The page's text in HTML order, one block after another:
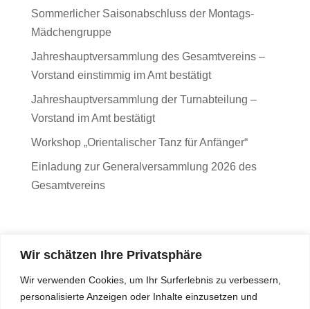
Wir schätzen Ihre Privatsphäre
Wir verwenden Cookies, um Ihr Surferlebnis zu verbessern,
personalisierte Anzeigen oder Inhalte einzusetzen und
Sommerlicher Saisonabschluss der Montags-
Mädchengruppe
Jahreshauptversammlung des Gesamtvereins –
Vorstand einstimmig im Amt bestätigt
Jahreshauptversammlung der Turnabteilung –
Vorstand im Amt bestätigt
Workshop „Orientalischer Tanz für Anfänger“
Einladung zur Generalversammlung 2026 des
Gesamtvereins